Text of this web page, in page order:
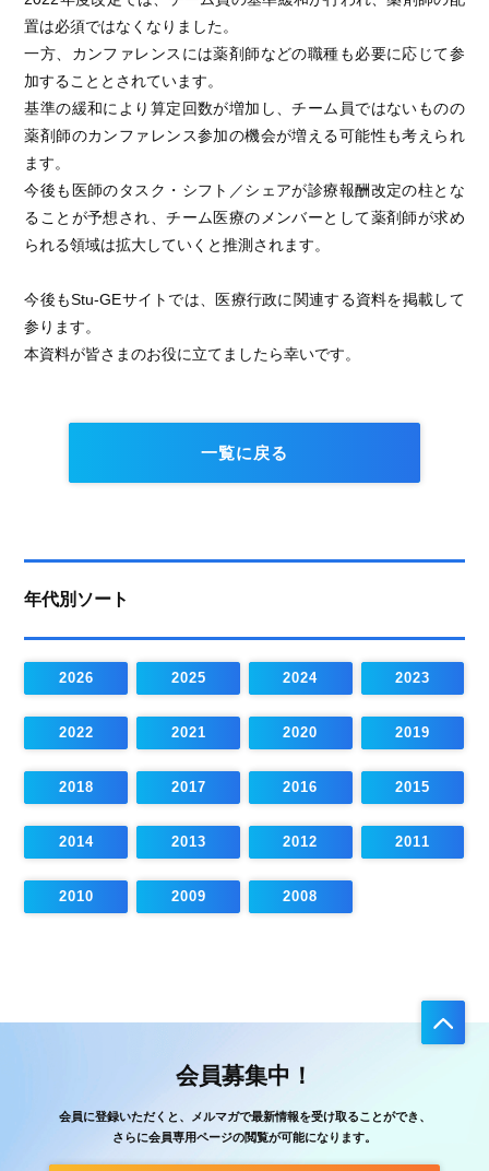
置は必須ではなくなりました。
一方、カンファレンスには薬剤師などの職種も必要に応じて参
加することとされています。
基準の緩和により算定回数が増加し、チーム員ではないものの
薬剤師のカンファレンス参加の機会が増える可能性も考えられ
ます。
今後も医師のタスク・シフト／シェアが診療報酬改定の柱とな
ることが予想され、チーム医療のメンバーとして薬剤師が求め
られる領域は拡大していくと推測されます。
今後もStu-GEサイトでは、医療行政に関連する資料を掲載して
参ります。
本資料が皆さまのお役に立てましたら幸いです。
一覧に戻る
年代別ソート
2026 2025 2024 2023
2022 2021 2020 2019
2018 2017 2016 2015
2014 2013 2012 2011
2010 2009 2008
会員募集中！
会員に登録いただくと、メルマガで最新情報を受け取ることができ、
さらに会員専用ページの閲覧が可能になります。